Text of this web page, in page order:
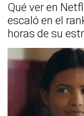
Qué ver en
escaló en el
horas de su